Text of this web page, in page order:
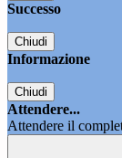
Successo
Chiudi
Informazione
Chiudi
Attendere...
Attendere il